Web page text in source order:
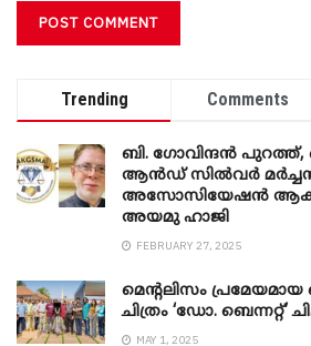
Trending Comments
ബി. ​ഗോവിന്ദൻ
ആൻഡ് സിൽവർ
അസോസിയേഷൻ
അയമു ഹാജി
FEBRUARY 27, 2025
മെന്‍റലിസം
ചിത്രം ‘ഡോ. ബെന്നറ്റ്’
MAY 1, 2025